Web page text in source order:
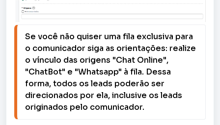
Se você não quiser uma fila exclusiva para
o comunicador siga as orientações: realize
o vínculo das origens "Chat Online",
"ChatBot" e "Whatsapp" à fila. Dessa
forma, todos os leads poderão ser
direcionados por ela, inclusive os leads
originados pelo comunicador.